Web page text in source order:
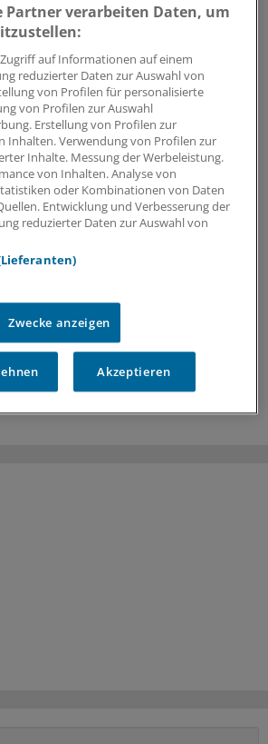
erzählen, warum sie sich
wohl fühlen und eine
jetzigen Zeitpunkt keine Option
und Regionale
– Blaupausen für die
häufig als Erfolgsmodell gegen
in Niedersachsen die Versorgung
zeigte ein Panel auf dem
Partner verarbeiten Daten, um
auf Informationen auf einem
reduzierter Daten zur Auswahl von
von Profilen für personalisierte
von Profilen zur Auswahl
Erstellung von Profilen zur
Inhalten. Verwendung von Profilen zur
Inhalte. Messung der Werbeleistung.
von Inhalten. Analyse von
oder Kombinationen von Daten
Entwicklung und Verbesserung der
reduzierter Daten zur Auswahl von
Zwecke anzeigen
Akzeptieren